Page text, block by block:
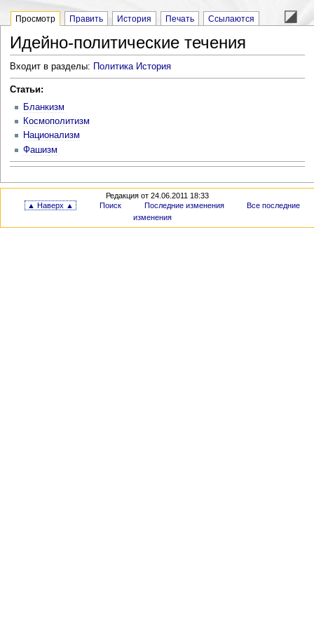
Просмотр Править История Печать Ссылаются
Идейно-политические течения
Входит в разделы: Политика История
Статьи:
Бланкизм
Космополитизм
Национализм
Фашизм
Редакция от 24.06.2011 18:33
▲ Наверх ▲
Поиск Последние изменения
Все последние
изменения